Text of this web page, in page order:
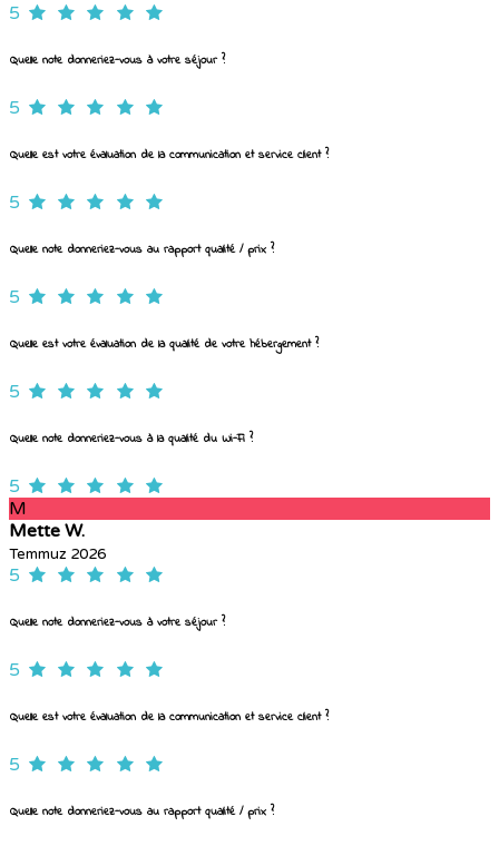
5
Quelle note donneriez-vous à votre séjour ?
5
Quelle est votre évaluation de la communication et service client ?
5
Quelle note donneriez-vous au rapport qualité / prix ?
5
Quelle est votre évaluation de la qualité de votre hébergement ?
5
Quelle note donneriez-vous à la qualité du Wi-Fi ?
5
M
Mette W.
Temmuz 2026
5
Quelle note donneriez-vous à votre séjour ?
5
Quelle est votre évaluation de la communication et service client ?
5
Quelle note donneriez-vous au rapport qualité / prix ?